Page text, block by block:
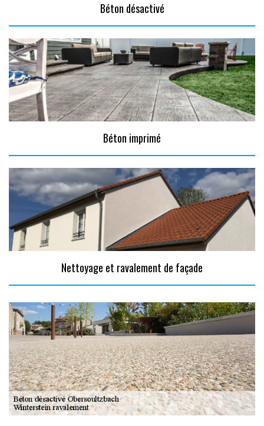
Béton désactivé
Béton imprimé
Nettoyage et ravalement de façade